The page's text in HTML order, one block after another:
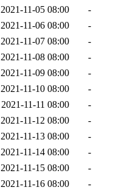
2021-11-05 08:00
-
2021-11-06 08:00
-
2021-11-07 08:00
-
2021-11-08 08:00
-
2021-11-09 08:00
-
2021-11-10 08:00
-
2021-11-11 08:00
-
2021-11-12 08:00
-
2021-11-13 08:00
-
2021-11-14 08:00
-
2021-11-15 08:00
-
2021-11-16 08:00
-